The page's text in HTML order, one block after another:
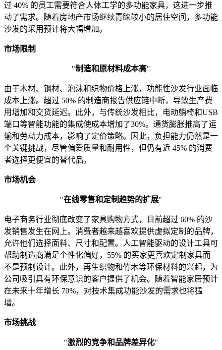
过 40% 的员工需要符合人体工学的多功能家具，这进一步推
动了需求。随着房地产市场继续青睐较小的居住空间，多功能
沙发的采用预计将大幅增加。
市场限制
"制造和原材料成本高"
由于木材、钢材、泡沫和织物价格上涨，功能性沙发行业面临
成本上涨。超过 50% 的制造商报告供应链中断，导致生产费
用增加和交货延迟。此外，与传统沙发相比，电动躺椅和USB
端口等智能功能的集成使成本增加了30%。通货膨胀推高了运
输和劳动力成本，影响了定价策略。因此，负担能力仍然是一
个关键挑战，尽管偏爱质量和耐用性，但仍有近 45% 的消费
者选择更便宜的替代品。
市场机会
"在线零售和定制趋势的扩展"
电子商务行业彻底改变了家具购物方式，目前超过 60% 的沙
发销售发生在网上。消费者越来越喜欢提供虚拟定制的品牌，
允许他们选择面料、尺寸和配置。人工智能驱动的设计工具可
帮助制造商满足个性化偏好，55% 的买家更喜欢定制家具而
不是预制设计。此外，再生织物和竹木等环保材料的兴起，为
公司吸引具有环保意识的客户提供了机会。随着智能家居预计
在未来十年增长 70%，对技术集成功能沙发的需求也将猛
增。
市场挑战
"激烈的竞争和品牌差异化"